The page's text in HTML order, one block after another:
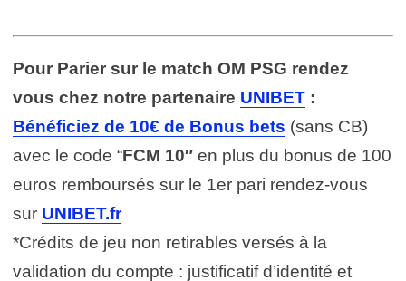
Pour Parier sur le match OM PSG rendez
vous chez notre partenaire UNIBET :
Bénéficiez de 10€ de Bonus bets (sans CB)
avec le code “FCM 10″ en plus du bonus de 100
euros remboursés sur le 1er pari rendez-vous
sur UNIBET.fr
*Crédits de jeu non retirables versés à la
validation du compte : justificatif d’identité et